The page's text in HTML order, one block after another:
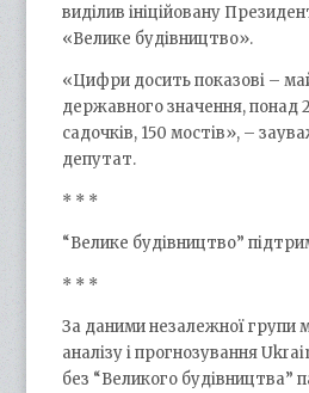
виділив ініційовану
«Велике будівництво».
«Цифри досить показові –
державного значення, понад
садочків, 150 мостів», –
депутат.
* * *
“Велике будівництво”
* * *
За даними незалежної групи
аналізу і прогнозування
без “Великого будівництва”